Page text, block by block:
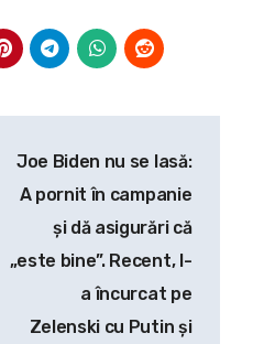
Joe Biden nu se lasă:
A pornit în campanie
și dă asigurări că
„este bine”. Recent, l-
a încurcat pe
Zelenski cu Putin și